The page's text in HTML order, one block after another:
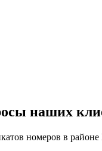
наших
номеров в